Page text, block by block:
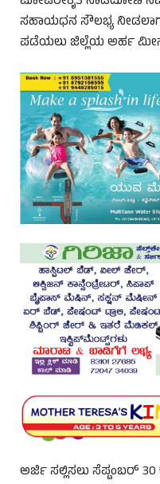
ಸಹಾಯಧನ ಸೌಲಭ್ಯ
ಪಡೆಯಲು ಜಿಲ್ಲೆಯ ಅರ್ಹ
ಅರ್ಜಿ ಸಲ್ಲಿಸಲು ಸೆಪ್ಟಂಬರ್